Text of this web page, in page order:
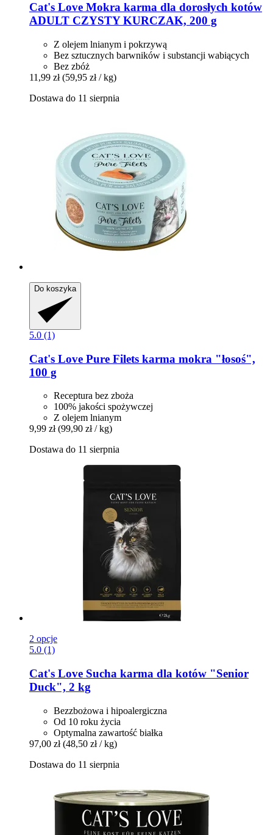
Cat's Love Mokra karma dla dorosłych kotów
ADULT CZYSTY KURCZAK, 200 g
Z olejem lnianym i pokrzywą
Bez sztucznych barwników i substancji wabiących
Bez zbóż
11,99 zł (59,95 zł / kg)
Dostawa do 11 sierpnia
Do koszyka
5.0 (1)
Cat's Love Pure Filets karma mokra "łosoś",
100 g
Receptura bez zboża
100% jakości spożywczej
Z olejem lnianym
9,99 zł (99,90 zł / kg)
Dostawa do 11 sierpnia
2 opcje
5.0 (1)
Cat's Love Sucha karma dla kotów "Senior
Duck", 2 kg
Bezzbożowa i hipoalergiczna
Od 10 roku życia
Optymalna zawartość białka
97,00 zł (48,50 zł / kg)
Dostawa do 11 sierpnia